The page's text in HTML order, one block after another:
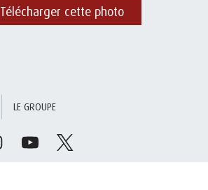
Télécharger cette photo
LE GROUPE